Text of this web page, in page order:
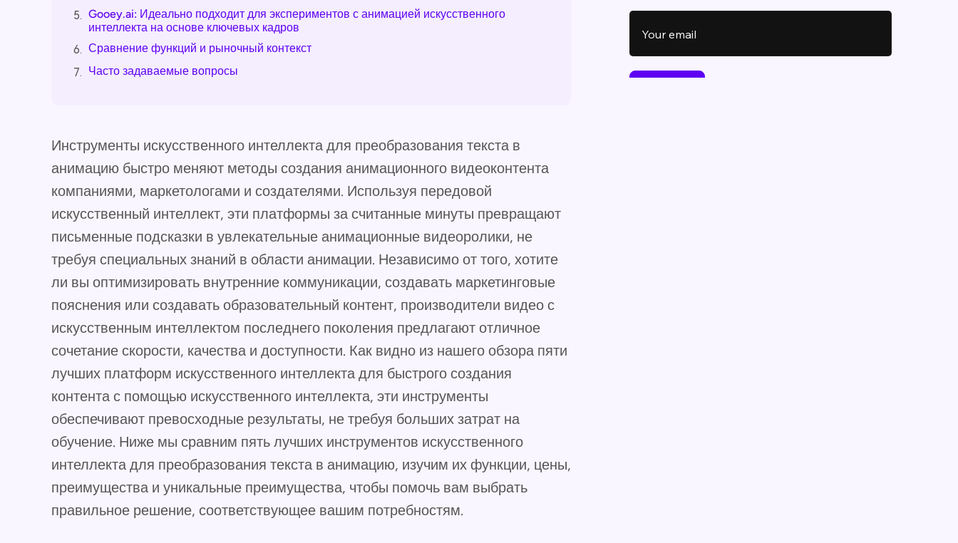
5. Gooey.ai: Идеально подходит для экспериментов с анимацией искусственного
интеллекта на основе ключевых кадров
6. Сравнение функций и рыночный контекст
7. Часто задаваемые вопросы
Инструменты искусственного интеллекта для преобразования текста в
анимацию быстро меняют методы создания анимационного видеоконтента
компаниями, маркетологами и создателями. Используя передовой
искусственный интеллект, эти платформы за считанные минуты превращают
письменные подсказки в увлекательные анимационные видеоролики, не
требуя специальных знаний в области анимации. Независимо от того, хотите
ли вы оптимизировать внутренние коммуникации, создавать маркетинговые
пояснения или создавать образовательный контент, производители видео с
искусственным интеллектом последнего поколения предлагают отличное
сочетание скорости, качества и доступности. Как видно из нашего обзора пяти
лучших платформ искусственного интеллекта для быстрого создания
контента с помощью искусственного интеллекта, эти инструменты
обеспечивают превосходные результаты, не требуя больших затрат на
обучение. Ниже мы сравним пять лучших инструментов искусственного
интеллекта для преобразования текста в анимацию, изучим их функции, цены,
преимущества и уникальные преимущества, чтобы помочь вам выбрать
правильное решение, соответствующее вашим потребностям.